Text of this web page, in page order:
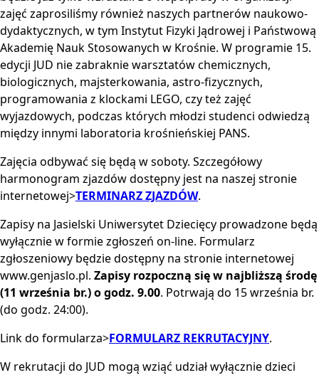
zajęć zaprosiliśmy również naszych partnerów naukowo-
dydaktycznych, w tym Instytut Fizyki Jądrowej i Państwową
Akademię Nauk Stosowanych w Krośnie. W programie 15.
edycji JUD nie zabraknie warsztatów chemicznych,
biologicznych, majsterkowania, astro-fizycznych,
programowania z klockami LEGO, czy też zajęć
wyjazdowych, podczas których młodzi studenci odwiedzą
między innymi laboratoria krośnieńskiej PANS.
Zajęcia odbywać się będą w soboty. Szczegółowy
harmonogram zjazdów dostępny jest na naszej stronie
internetowej>TERMINARZ ZJAZDÓW.
Zapisy na Jasielski Uniwersytet Dziecięcy prowadzone będą
wyłącznie w formie zgłoszeń on-line. Formularz
zgłoszeniowy będzie dostępny na stronie internetowej
www.genjaslo.pl. Zapisy rozpoczną się w najbliższą środę
(11 września br.) o godz. 9.00. Potrwają do 15 września br.
(do godz. 24:00).
Link do formularza>FORMULARZ REKRUTACYJNY.
W rekrutacji do JUD mogą wziąć udział wyłącznie dzieci